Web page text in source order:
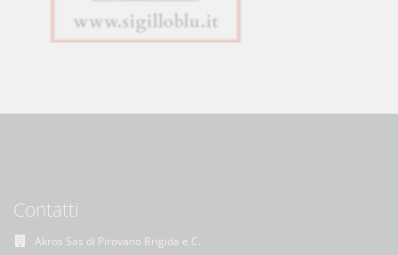
Contatti
Akros Sas di Pirovano Brigida e C.